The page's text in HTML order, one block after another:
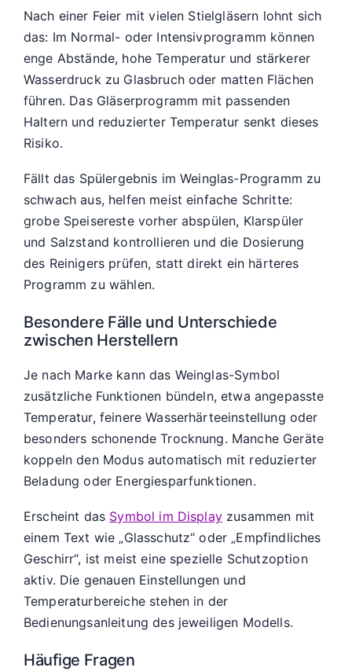
Nach einer Feier mit vielen Stielgläsern lohnt sich
das: Im Normal- oder Intensivprogramm können
enge Abstände, hohe Temperatur und stärkerer
Wasserdruck zu Glasbruch oder matten Flächen
führen. Das Gläserprogramm mit passenden
Haltern und reduzierter Temperatur senkt dieses
Risiko.
Fällt das Spülergebnis im Weinglas-Programm zu
schwach aus, helfen meist einfache Schritte:
grobe Speisereste vorher abspülen, Klarspüler
und Salzstand kontrollieren und die Dosierung
des Reinigers prüfen, statt direkt ein härteres
Programm zu wählen.
Besondere Fälle und Unterschiede
zwischen Herstellern
Je nach Marke kann das Weinglas-Symbol
zusätzliche Funktionen bündeln, etwa angepasste
Temperatur, feinere Wasserhärteeinstellung oder
besonders schonende Trocknung. Manche Geräte
koppeln den Modus automatisch mit reduzierter
Beladung oder Energiesparfunktionen.
Erscheint das Symbol im Displayzusammen mit
einem Text wie „Glasschutz“ oder „Empfindliches
Geschirr“, ist meist eine spezielle Schutzoption
aktiv. Die genauen Einstellungen und
Temperaturbereiche stehen in der
Bedienungsanleitung des jeweiligen Modells.
Häufige Fragen